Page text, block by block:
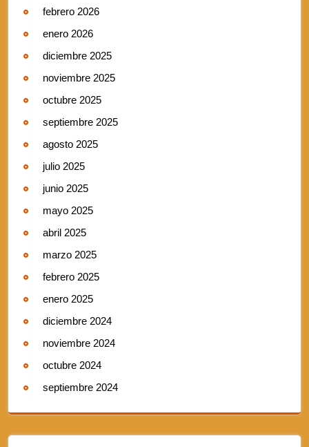
febrero 2026
enero 2026
diciembre 2025
noviembre 2025
octubre 2025
septiembre 2025
agosto 2025
julio 2025
junio 2025
mayo 2025
abril 2025
marzo 2025
febrero 2025
enero 2025
diciembre 2024
noviembre 2024
octubre 2024
septiembre 2024